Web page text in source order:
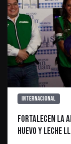
Internacional
Fortalecen la
Huevo y Leche